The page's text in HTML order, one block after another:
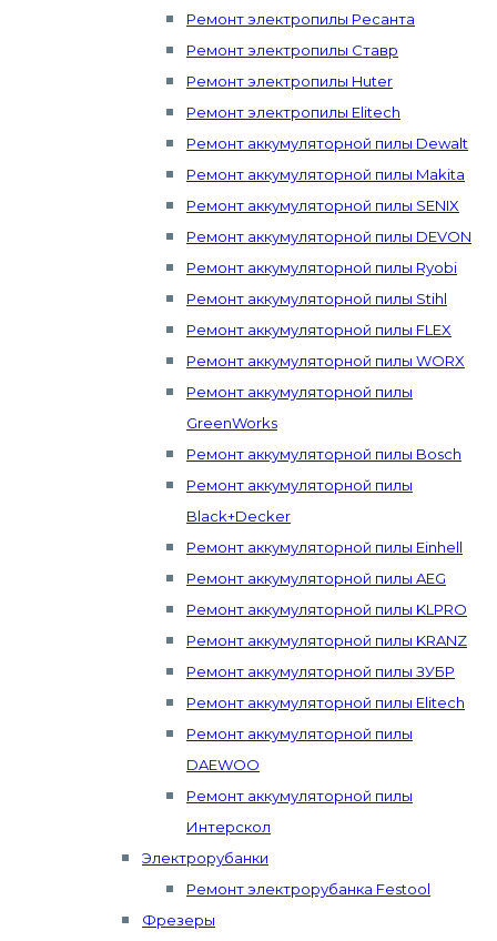
Ремонт электропилы Ресанта
Ремонт электропилы Ставр
Ремонт электропилы Huter
Ремонт электропилы Elitech
Ремонт аккумуляторной пилы Dewalt
Ремонт аккумуляторной пилы Makita
Ремонт аккумуляторной пилы SENIX
Ремонт аккумуляторной пилы DEVON
Ремонт аккумуляторной пилы Ryobi
Ремонт аккумуляторной пилы Stihl
Ремонт аккумуляторной пилы FLEX
Ремонт аккумуляторной пилы WORX
Ремонт аккумуляторной пилы
GreenWorks
Ремонт аккумуляторной пилы Bosch
Ремонт аккумуляторной пилы
Black+Decker
Ремонт аккумуляторной пилы Einhell
Ремонт аккумуляторной пилы AEG
Ремонт аккумуляторной пилы KLPRO
Ремонт аккумуляторной пилы KRANZ
Ремонт аккумуляторной пилы ЗУБР
Ремонт аккумуляторной пилы Elitech
Ремонт аккумуляторной пилы
DAEWOO
Ремонт аккумуляторной пилы
Интерскол
Электрорубанки
Ремонт электрорубанка Festool
Фрезеры